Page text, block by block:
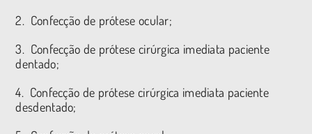
2. Confecção de prótese ocular;
3. Confecção de prótese cirúrgica imediata paciente
dentado;
4. Confecção de prótese cirúrgica imediata paciente
desdentado;